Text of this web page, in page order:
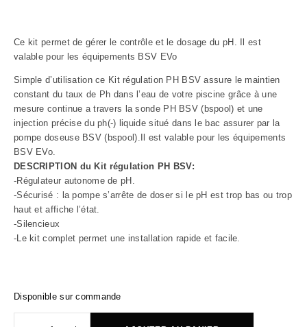
Ce kit permet de gérer le contrôle et le dosage du pH. Il est
valable pour les équipements BSV EVo
Simple d’utilisation ce Kit régulation PH BSV assure le maintien
constant du taux de Ph dans l’eau de votre piscine grâce à une
mesure continue a travers la sonde PH BSV (bspool) et une
injection précise du ph(-) liquide situé dans le bac assurer par la
pompe doseuse BSV ( bspool).Il est valable pour les équipements
BSV EVo.
DESCRIPTION du Kit régulation PH BSV:
-Régulateur autonome de pH.
-Sécurisé : la pompe s’arrête de doser si le pH est trop bas ou trop
haut et affiche l’état.
-Silencieux
-Le kit complet permet une installation rapide et facile.
Disponible sur commande